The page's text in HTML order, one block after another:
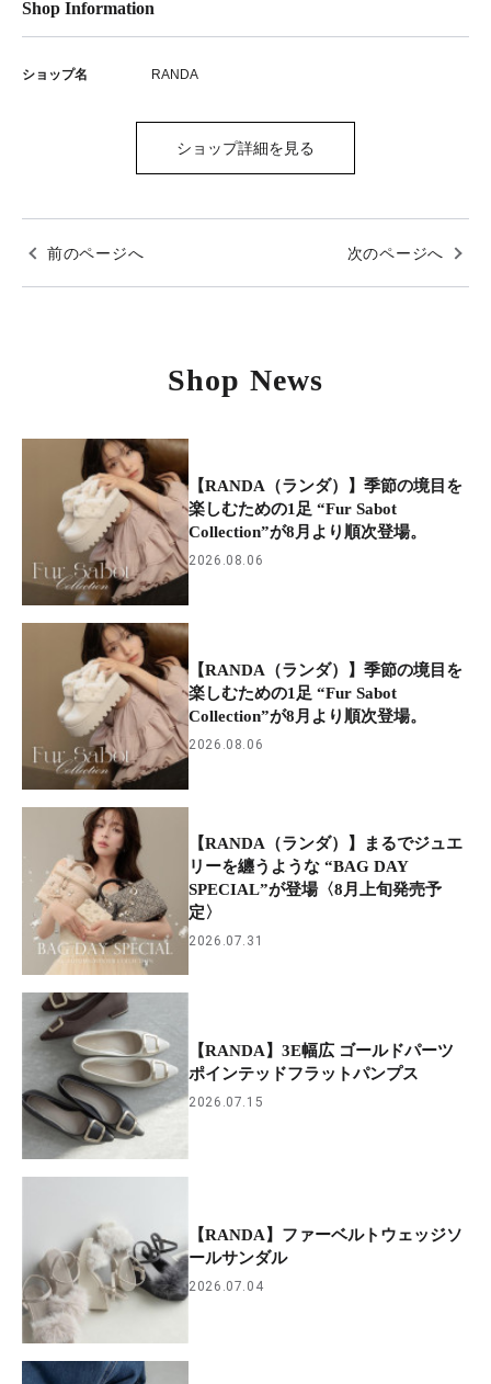
Shop Information
ショップ名 RANDA
ショップ詳細を見る
前のページへ 次のページへ
Shop News
【RANDA（ランダ）】季節の境目を
楽しむための1足 “Fur Sabot
Collection”が8月より順次登場。
2026.08.06
【RANDA（ランダ）】季節の境目を
楽しむための1足 “Fur Sabot
Collection”が8月より順次登場。
2026.08.06
【RANDA（ランダ）】まるでジュエ
リーを纏うような “BAG DAY
SPECIAL”が登場〈8月上旬発売予
定〉
2026.07.31
【RANDA】3E幅広 ゴールドパーツ
ポインテッドフラットパンプス
2026.07.15
【RANDA】ファーベルトウェッジソ
ールサンダル
2026.07.04